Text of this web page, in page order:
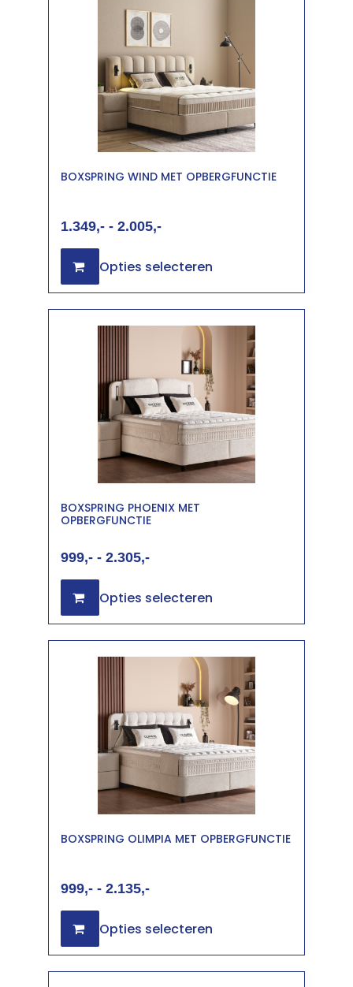
BOXSPRING WIND MET OPBERGFUNCTIE
1.349 - 2.005
Opties selecteren
BOXSPRING PHOENIX MET
OPBERGFUNCTIE
999 - 2.305
Opties selecteren
BOXSPRING OLIMPIA MET OPBERGFUNCTIE
999 - 2.135
Opties selecteren